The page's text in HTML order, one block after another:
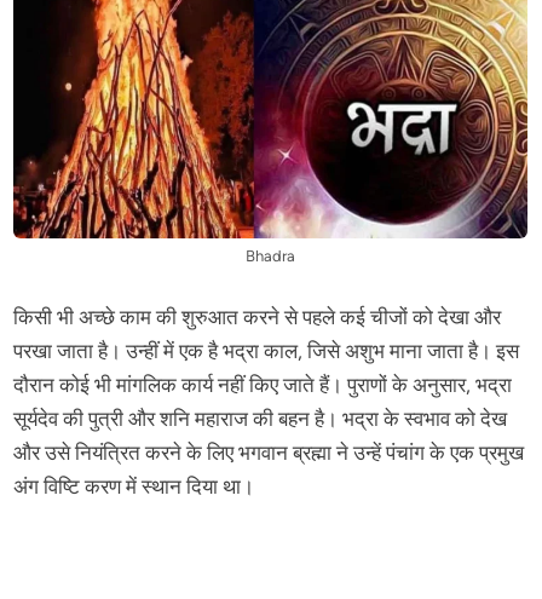
Bhadra
किसी भी अच्छे काम की शुरुआत करने से पहले कई चीजों को देखा और
परखा जाता है। उन्हीं में एक है भद्रा काल, जिसे अशुभ माना जाता है। इस
दौरान कोई भी मांगलिक कार्य नहीं किए जाते हैं। पुराणों के अनुसार, भद्रा
सूर्यदेव की पुत्री और शनि महाराज की बहन है। भद्रा के स्वभाव को देख
और उसे नियंत्रित करने के लिए भगवान ब्रह्मा ने उन्हें पंचांग के एक प्रमुख
अंग विष्टि करण में स्थान दिया था।